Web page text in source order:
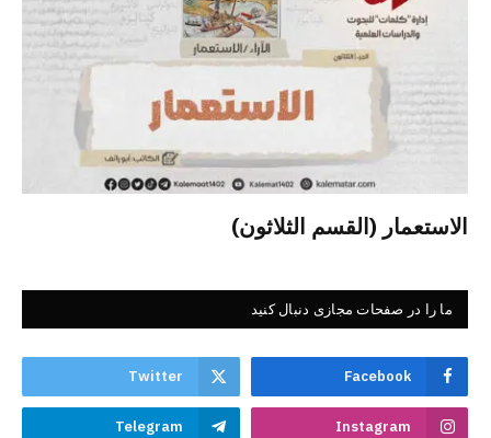
الاستعمار (القسم الثلاثون)
ما را در صفحات مجازی دنبال کنید
Facebook
Twitter
Instagram
Telegram